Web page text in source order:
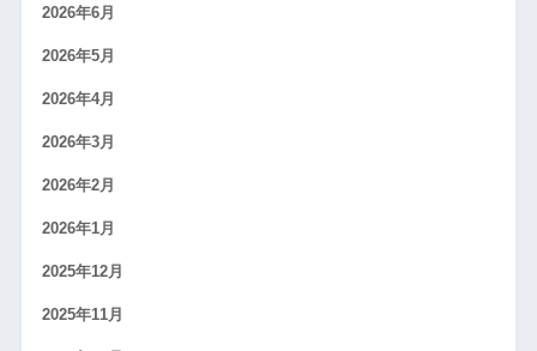
2026年6月
2026年5月
2026年4月
2026年3月
2026年2月
2026年1月
2025年12月
2025年11月